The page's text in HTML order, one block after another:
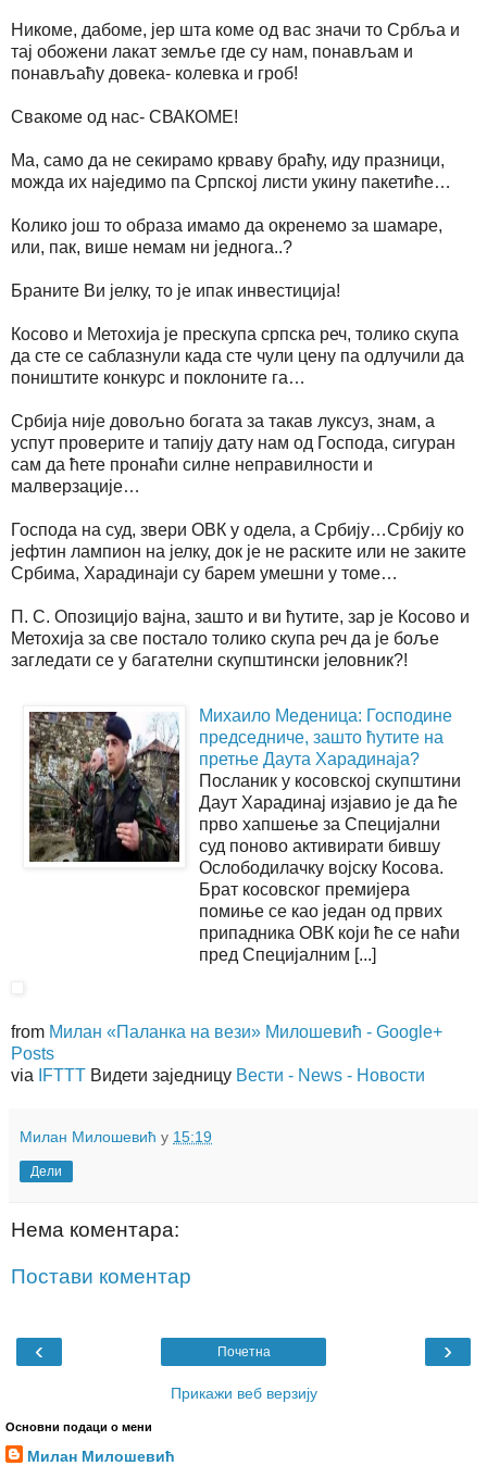
Никоме, дабоме, јер шта коме од вас значи то Србља и
тај обожени лакат земље где су нам, понављам и
понављаћу довека- колевка и гроб!
Свакоме од нас- СВАКОМЕ!
Ма, само да не секирамо крваву браћу, иду празници,
можда их наједимо па Српској листи укину пакетиће…
Колико још то образа имамо да окренемо за шамаре,
или, пак, више немам ни једнога..?
Браните Ви јелку, то је ипак инвестиција!
Косово и Метохија је прескупа српска реч, толико скупа
да сте се саблазнули када сте чули цену па одлучили да
поништите конкурс и поклоните га…
Србија није довољно богата за такав луксуз, знам, а
успут проверите и тапију дату нам од Господа, сигуран
сам да ћете пронаћи силне неправилности и
малверзације…
Господа на суд, звери ОВК у одела, а Србију…Србију ко
јефтин лампион на јелку, док је не раските или не заките
Србима, Харадинаји су барем умешни у томе…
П. С. Опозицијо вајна, зашто и ви ћутите, зар је Косово и
Метохија за све постало толико скупа реч да је боље
загледати се у багателни скупштински јеловник?!
Михаило Меденица: Господине
председниче, зашто ћутите на
претње Даута Харадинаја?
Посланик у косовској скупштини
Даут Харадинај изјавио је да ће
прво хапшење за Специјални
суд поново активирати бившу
Ослободилачку војску Косова.
Брат косовског премијера
помиње се као један од првих
припадника ОВК који ће се наћи
пред Специјалним [...]
from Милан «Паланка на вези» Милошевић - Google+
Posts
via
IFTTT Видети заједницу Вести - News - Новости
Милан Милошевић у 15:19
Дели
Нема коментара:
Постави коментар
‹ ›
Почетна
Прикажи веб верзију
Основни подаци о мени
Милан Милошевић